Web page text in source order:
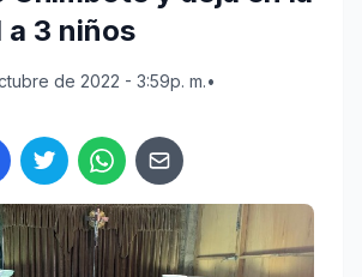
3 niños
de 2022 - 3:59p. m.•